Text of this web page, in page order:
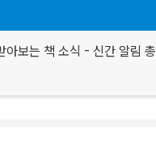
아보는 책 소식 - 신간 알림